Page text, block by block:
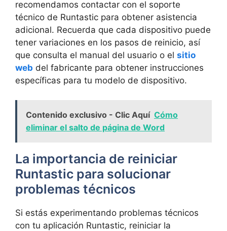
recomendamos contactar con el soporte
técnico ⁤de Runtastic para⁣ obtener ​asistencia
adicional. Recuerda que cada ‌dispositivo puede
tener ‍variaciones​ en los pasos de reinicio, así
que consulta el manual ‌del​ usuario o el sitio
web del fabricante para obtener⁣ instrucciones
específicas​ para tu ⁢modelo de dispositivo.
Contenido exclusivo - Clic Aquí Cómo
eliminar el salto de página de Word
La importancia​ de reiniciar
Runtastic para solucionar
problemas técnicos
Si estás experimentando problemas técnicos
con‌ tu aplicación ⁣Runtastic, reiniciar la